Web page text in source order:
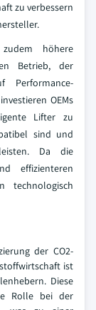
zu verbessern
zudem höhere
Betrieb, der
OEMs
Lifter zu
sind und
Da die
effizienteren
technologisch
der CO2-
ist
Diese
Rolle bei der